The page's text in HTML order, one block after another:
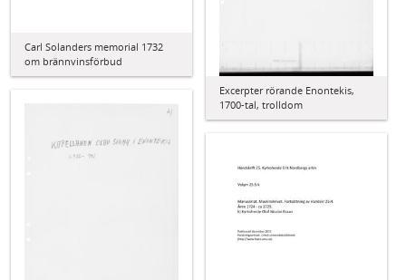
Carl Solanders memorial 1732
om brännvinsförbud
Excerpter rörande Enontekis,
1700-tal, trolldom